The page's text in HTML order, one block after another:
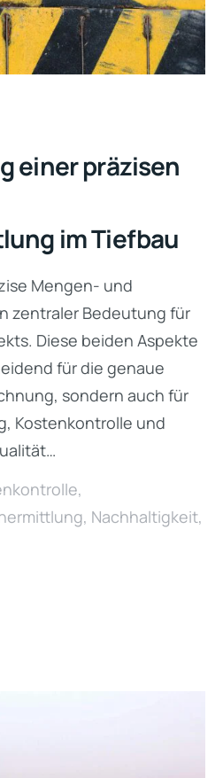
einer präzisen
im Tiefbau
Mengen- und
zentraler Bedeutung für
Diese beiden Aspekte
für die genaue
sondern auch für
Kostenkontrolle und
,
, Nachhaltigkeit,